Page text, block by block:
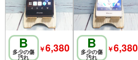
B
多少の傷
汚れ
￥6,380 B
多少の傷
汚れ
￥6,380